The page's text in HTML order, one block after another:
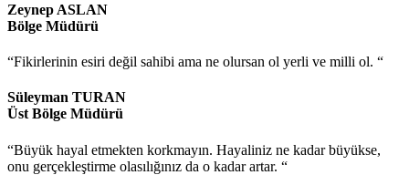
Zeynep ASLAN
Bölge Müdürü
“Fikirlerinin esiri değil sahibi ama ne olursan ol yerli ve milli ol. “
Süleyman TURAN
Üst Bölge Müdürü
“Büyük hayal etmekten korkmayın. Hayaliniz ne kadar büyükse,
onu gerçekleştirme olasılığınız da o kadar artar. “